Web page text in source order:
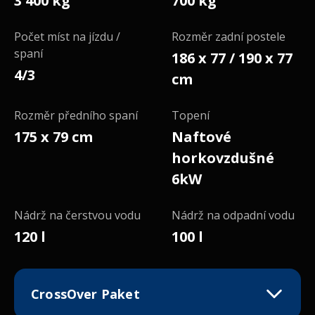
CrossOver Paket
Počet míst na jízdu /
spaní
4/3
Rozměr zadní postele
186 x 77 / 190 x 77
cm
Rozměr předního spaní
175 x 79 cm
Topení
Naftové
horkovzdušné
6kW
Nádrž na čerstvou vodu
120 l
Nádrž na odpadní vodu
100 l